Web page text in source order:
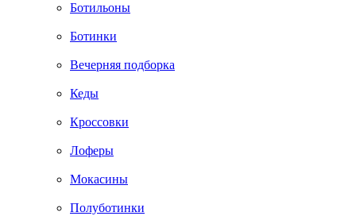
Ботильоны
Ботинки
Вечерняя подборка
Кеды
Кроссовки
Лоферы
Мокасины
Полуботинки